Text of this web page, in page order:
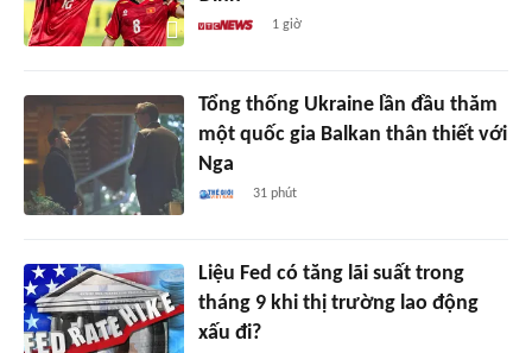
1 giờ
Tổng thống Ukraine lần đầu thăm
một quốc gia Balkan thân thiết với
Nga
31 phút
Liệu Fed có tăng lãi suất trong
tháng 9 khi thị trường lao động
xấu đi?